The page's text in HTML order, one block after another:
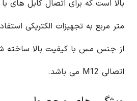
متر مربع به تجهیزات الکتریکی
از جنس مس با کیفیت بالا ساخته
اتصالی M12 می باشد.